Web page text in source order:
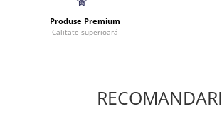
Produse Premium
Calitate superioară
RECOMANDARI